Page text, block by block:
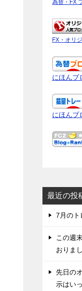
為替・FX
FX・オリ
にほんブ
にほんブ
最近の投
7月のト
この週
おりま
先日の
示はい